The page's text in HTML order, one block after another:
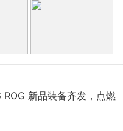
新品装备齐发，点燃